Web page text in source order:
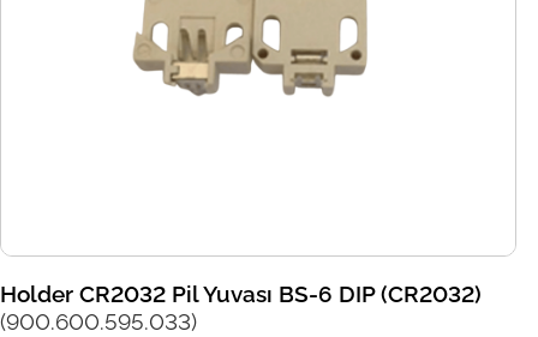
Holder CR2032 Pil Yuvası BS-6 DIP (CR2032)
(900.600.595.033)